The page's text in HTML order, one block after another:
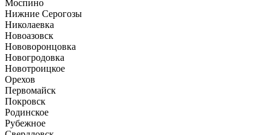
Моспино
Нижние Серогозы
Николаевка
Новоазовск
Нововоронцовка
Новогродовка
Новотроицкое
Орехов
Первомайск
Покровск
Родинское
Рубежное